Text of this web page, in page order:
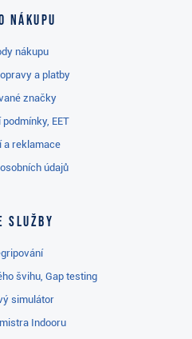
nákupu
nákupu
a platby
značky
EET
a reklamace
údajů
služby
švihu, Gap testing
simulátor
Indooru